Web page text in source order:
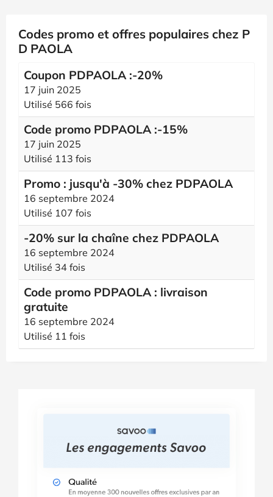
Codes promo et offres populaires chez P
D PAOLA
Coupon PDPAOLA :-20%
17 juin 2025
Utilisé 566 fois
Code promo PDPAOLA :-15%
17 juin 2025
Utilisé 113 fois
Promo : jusqu'à -30% chez PDPAOLA
16 septembre 2024
Utilisé 107 fois
-20% sur la chaîne chez PDPAOLA
16 septembre 2024
Utilisé 34 fois
Code promo PDPAOLA : livraison
gratuite
16 septembre 2024
Utilisé 11 fois